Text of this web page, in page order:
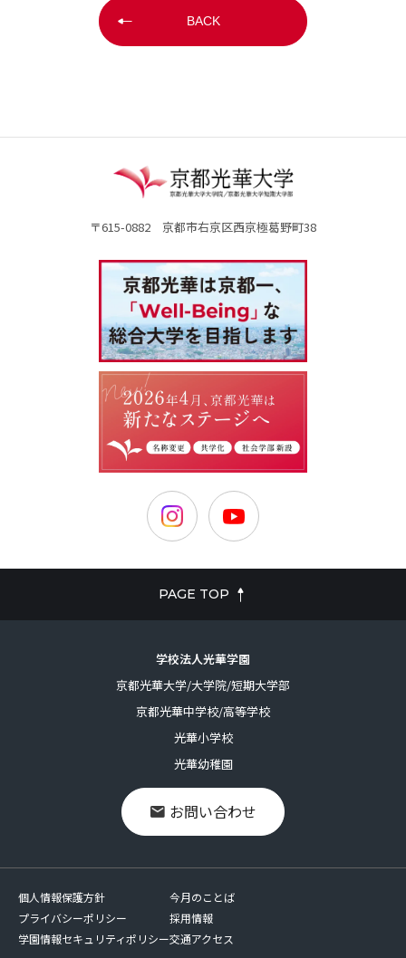
BACK
〒615-0882 京都市右京区西京極葛野町38
PAGE TOP
学校法人光華学園
京都光華大学/大学院/短期大学部
京都光華中学校/高等学校
光華小学校
光華幼稚園
お問い合わせ
個人情報保護方針
プライバシーポリシー
学園情報セキュリティポリシー
今月のことば
採用情報
交通アクセス